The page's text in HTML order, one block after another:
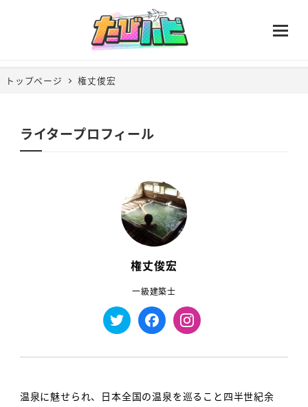
トップページ 権丈俊宏
ライタープロフィール
権丈俊宏
一級建築士
温泉に魅せられ、日本全国の温泉を巡ること四半世紀余